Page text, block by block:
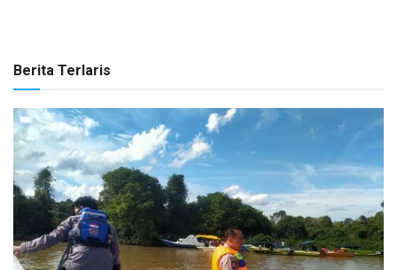
Berita Terlaris